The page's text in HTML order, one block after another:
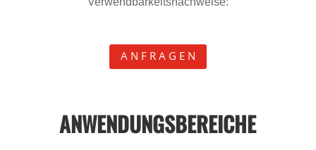
A N F R A G E N
ANWENDUNGSBEREICHE